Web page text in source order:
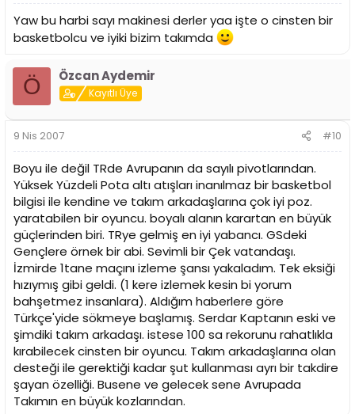
Yaw bu harbi sayı makinesi derler yaa işte o cinsten bir
basketbolcu ve iyiki bizim takımda
Ö Özcan Aydemir
Kayıtlı Üye
9 Nis 2007 #10
Boyu ile değil TRde Avrupanın da sayılı pivotlarından.
Yüksek Yüzdeli Pota altı atışları inanılmaz bir basketbol
bilgisi ile kendine ve takım arkadaşlarına çok iyi poz.
yaratabilen bir oyuncu. boyalı alanın karartan en büyük
güçlerinden biri. TRye gelmiş en iyi yabancı. GSdeki
Gençlere örnek bir abi. Sevimli bir Çek vatandaşı.
İzmirde 1tane maçını izleme şansı yakaladım. Tek eksiği
hızıymış gibi geldi. (1 kere izlemek kesin bi yorum
bahşetmez insanlara). Aldığım haberlere göre
Türkçe'yide sökmeye başlamış. Serdar Kaptanın eski ve
şimdiki takım arkadaşı. istese 100 sa rekorunu rahatlıkla
kırabilecek cinsten bir oyuncu. Takım arkadaşlarına olan
desteği ile gerektiği kadar şut kullanması ayrı bir takdire
şayan özelliği. Busene ve gelecek sene Avrupada
Takımın en büyük kozlarından.